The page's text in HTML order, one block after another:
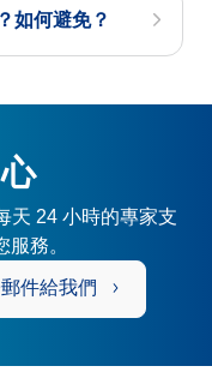
如何避免？
天 24 小時的專家支
務。
件給我們